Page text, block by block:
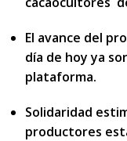
El avance del
día de hoy ya
plataforma.
Solidaridad
productores